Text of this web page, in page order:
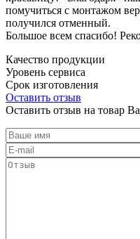
помучиться с монтажом
получился отменный.
Большое всем спасибо!
Качество продукции
Уровень сервиса
Срок изготовления
Оставить отзыв
Оставить отзыв на товар